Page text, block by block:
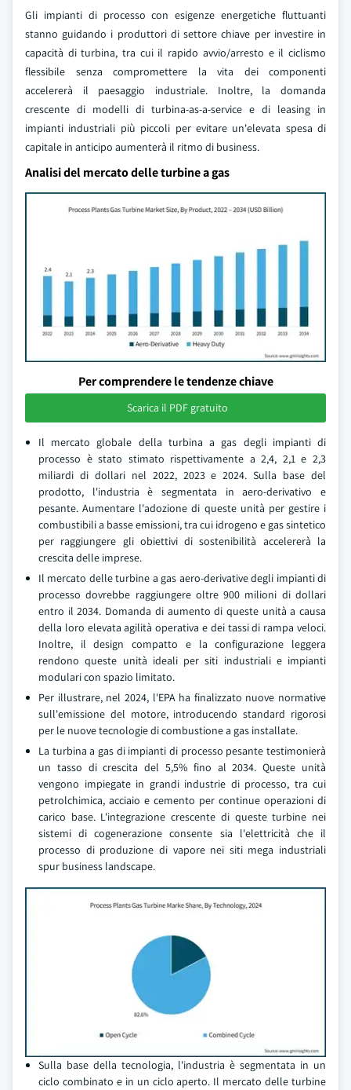
Gli impianti di processo con esigenze energetiche fluttuanti
stanno guidando i produttori di settore chiave per investire in
capacità di turbina, tra cui il rapido avvio/arresto e il ciclismo
flessibile senza compromettere la vita dei componenti
accelererà il paesaggio industriale. Inoltre, la domanda
crescente di modelli di turbina-as-a-service e di leasing in
impianti industriali più piccoli per evitare un'elevata spesa di
capitale in anticipo aumenterà il ritmo di business.
Analisi del mercato delle turbine a gas
Per comprendere le tendenze chiave
Scarica il PDF gratuito
Il mercato globale della turbina a gas degli impianti di
processo è stato stimato rispettivamente a 2,4, 2,1 e 2,3
miliardi di dollari nel 2022, 2023 e 2024. Sulla base del
prodotto, l'industria è segmentata in aero-derivativo e
pesante. Aumentare l'adozione di queste unità per gestire i
combustibili a basse emissioni, tra cui idrogeno e gas sintetico
per raggiungere gli obiettivi di sostenibilità accelererà la
crescita delle imprese.
Il mercato delle turbine a gas aero-derivative degli impianti di
processo dovrebbe raggiungere oltre 900 milioni di dollari
entro il 2034. Domanda di aumento di queste unità a causa
della loro elevata agilità operativa e dei tassi di rampa veloci.
Inoltre, il design compatto e la configurazione leggera
rendono queste unità ideali per siti industriali e impianti
modulari con spazio limitato.
Per illustrare, nel 2024, l'EPA ha finalizzato nuove normative
sull'emissione del motore, introducendo standard rigorosi
per le nuove tecnologie di combustione a gas installate.
La turbina a gas di impianti di processo pesante testimonierà
un tasso di crescita del 5,5% fino al 2034. Queste unità
vengono impiegate in grandi industrie di processo, tra cui
petrolchimica, acciaio e cemento per continue operazioni di
carico base. L'integrazione crescente di queste turbine nei
sistemi di cogenerazione consente sia l'elettricità che il
processo di produzione di vapore nei siti mega industriali
spur business landscape.
Sulla base della tecnologia, l'industria è segmentata in un
ciclo combinato e in un ciclo aperto. Il mercato delle turbine